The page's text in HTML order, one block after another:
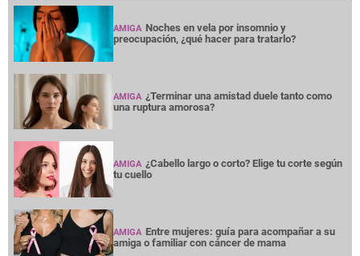
AMIGA Noches en vela por insomnio y
preocupación, ¿qué hacer para tratarlo?
AMIGA ¿Terminar una amistad duele tanto como
una ruptura amorosa?
AMIGA ¿Cabello largo o corto? Elige tu corte según
tu cuello
AMIGA Entre mujeres: guía para acompañar a su
amiga o familiar con cáncer de mama